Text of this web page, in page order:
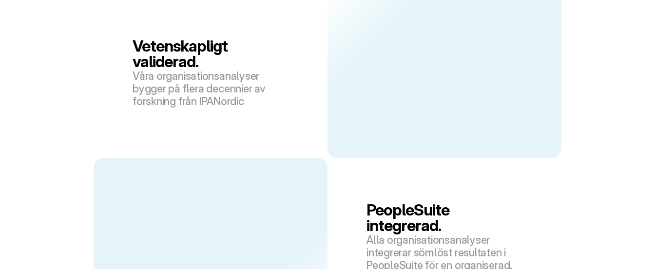
Vetenskapligt
validerad.
Våra organisationsanalyser
bygger på flera decennier av
forskning från IPANordic
PeopleSuite
integrerad.
Alla organisationsanalyser
integrerar sömlöst resultaten i
PeopleSuite för en organiserad,